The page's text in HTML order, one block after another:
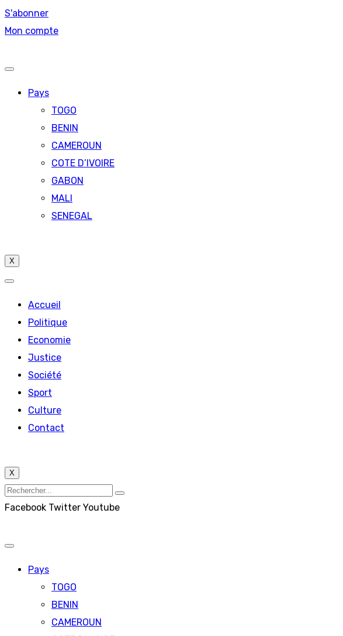
S'abonner
Mon compte
Pays
TOGO
BENIN
CAMEROUN
COTE D’IVOIRE
GABON
MALI
SENEGAL
X
Accueil
Politique
Economie
Justice
Société
Sport
Culture
Contact
X
Facebook Twitter Youtube
Pays
TOGO
BENIN
CAMEROUN